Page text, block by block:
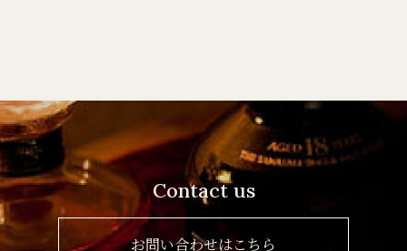
Contact us
お問い合わせはこちら